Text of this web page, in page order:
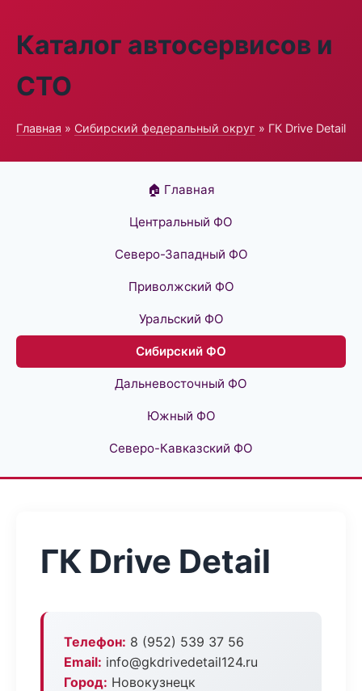
Каталог автосервисов и
СТО
Главная » Сибирский федеральный округ » ГК Drive Detail
🏠 Главная
Центральный ФО
Северо-Западный ФО
Приволжский ФО
Уральский ФО
Сибирский ФО
Дальневосточный ФО
Южный ФО
Северо-Кавказский ФО
ГК Drive Detail
Телефон: 8 (952) 539 37 56
Email: info@gkdrivedetail124.ru
Город: Новокузнецк